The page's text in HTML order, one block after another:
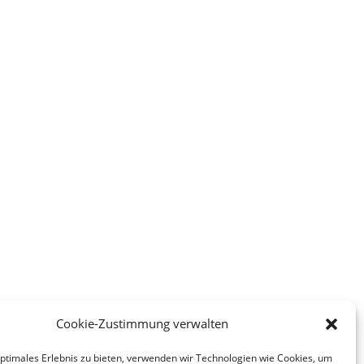
Cookie-Zustimmung verwalten
Erlebnis zu bieten, verwenden wir Technologien wie Cookies, um